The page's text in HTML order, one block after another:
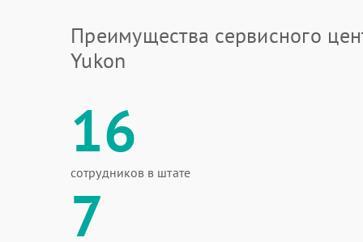
Преимущества сервисного
Yukon
16
сотрудников в штате
7